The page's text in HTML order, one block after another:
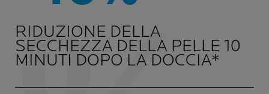
RIDUZIONE DELLA
SECCHEZZA DELLA PELLE 10
MINUTI DOPO LA DOCCIA*